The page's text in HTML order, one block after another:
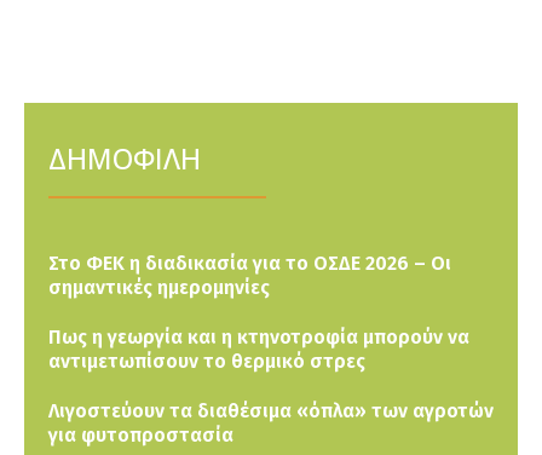
ΔΗΜΟΦΙΛΗ
Στο ΦΕΚ η διαδικασία για το ΟΣΔΕ 2026 – Οι
σημαντικές ημερομηνίες
Πως η γεωργία και η κτηνοτροφία μπορούν να
αντιμετωπίσουν το θερμικό στρες
Λιγοστεύουν τα διαθέσιμα «όπλα» των αγροτών
για φυτοπροστασία